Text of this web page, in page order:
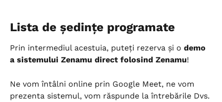
Lista de ședințe programate
Prin intermediul acestuia, puteți rezerva și o demo
a sistemului Zenamu direct folosind Zenamu!
Ne vom întâlni online prin Google Meet, ne vom
prezenta sistemul, vom răspunde la întrebările Dvs.